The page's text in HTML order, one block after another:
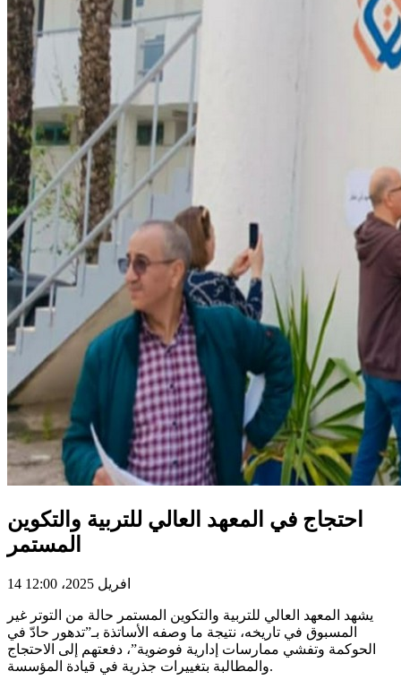
احتجاج في المعهد العالي للتربية والتكوين
المستمر
14 افريل 2025، 12:00
يشهد المعهد العالي للتربية والتكوين المستمر حالة من التوتر غير
المسبوق في تاريخه، نتيجة ما وصفه الأساتذة بـ”تدهور حادّ في
الحوكمة وتفشي ممارسات إدارية فوضوية”، دفعتهم إلى الاحتجاج
والمطالبة بتغييرات جذرية في قيادة المؤسسة.